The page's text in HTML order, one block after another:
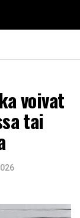
voivat
tai